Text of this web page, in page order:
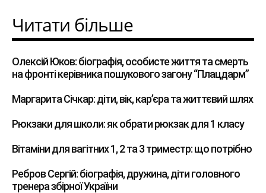
Читати більше
Олексій Юков: біографія, особисте життя та смерть
на фронті керівника пошукового загону “Плацдарм”
Маргарита Січкар: діти, вік, кар’єра та життєвий шлях
Рюкзаки для школи: як обрати рюкзак для 1 класу
Вітаміни для вагітних 1, 2 та 3 триместр: що потрібно
Ребров Сергій: біографія, дружина, діти головного
тренера збірної України